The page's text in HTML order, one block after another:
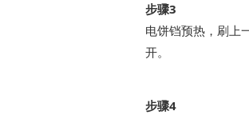
步骤3
电饼铛预热，刷上
开。
步骤4